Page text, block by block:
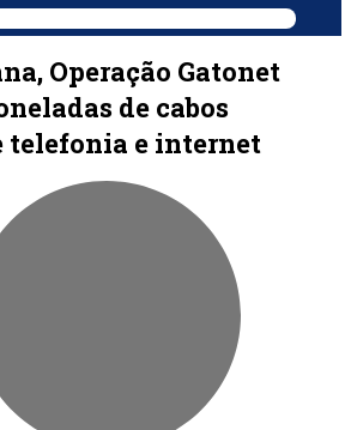
Operação Gatonet
de cabos
telefonia e internet